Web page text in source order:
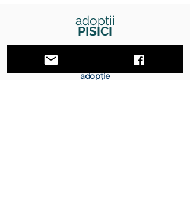
adoptii
PISICI
Descoperă toate pisicile disponibile pentru
adopție